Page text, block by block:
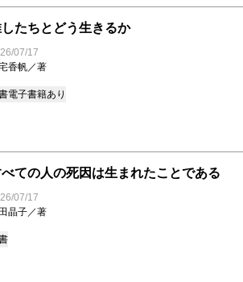
たちとどう生きるか
07/17
香帆／著
電子書籍あり
ての人の死因は生まれたことである
07/17
晶子／著